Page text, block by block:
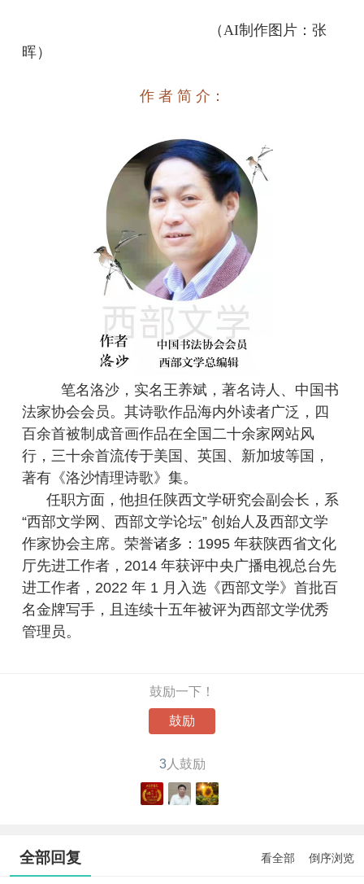
（AI制作图片： 张
晖）
作 者 简 介：
笔名洛沙，实名王养斌，著名诗人、中国书
法家协会会员。其诗歌作品海内外读者广泛，四
百余首被制成音画作品在全国二十余家网站风
行，三十余首流传于美国、英国、新加坡等国，
著有《洛沙情理诗歌》集。
任职方面，他担任陕西文学研究会副会长，系
“西部文学网、西部文学论坛” 创始人及西部文学
作家协会主席。荣誉诸多：1995 年获陕西省文化
厅先进工作者，2014 年获评中央广播电视总台先
进工作者，2022 年 1 月入选《西部文学》首批百
名金牌写手，且连续十五年被评为西部文学优秀
管理员。
鼓励一下！
鼓励
3人鼓励
全部回复 看全部 倒序浏览